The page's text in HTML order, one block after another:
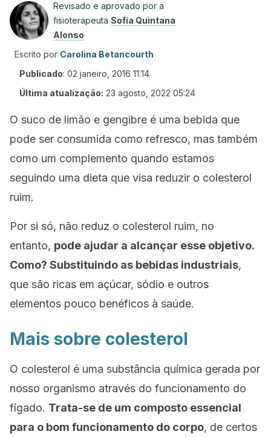
Revisado e aprovado por a
fisioterapeuta Sofía Quintana
Alonso
Escrito por Carolina Betancourth
Publicado: 02 janeiro, 2016 11:14
Última atualização: 23 agosto, 2022 05:24
O suco de limão e gengibre é uma bebida que
pode ser consumida como refresco, mas também
como um complemento quando estamos
seguindo uma dieta que visa reduzir o colesterol
ruim.
Por si só, não reduz o colesterol ruim, no
entanto, pode ajudar a alcançar esse objetivo.
Como? Substituindo as bebidas industriais,
que são ricas em açúcar, sódio e outros
elementos pouco benéficos à saúde.
Mais sobre colesterol
O colesterol é uma substância química gerada por
nosso organismo através do funcionamento do
fígado. Trata-se de um composto essencial
para o bom funcionamento do corpo, de certos